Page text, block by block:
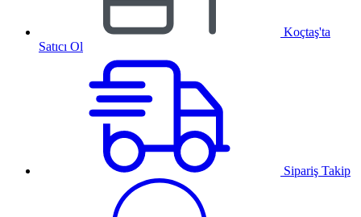
Koçtaş'ta
Satıcı Ol
Sipariş Takip